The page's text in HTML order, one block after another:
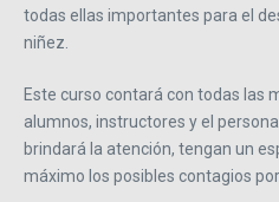
todas ellas importantes para el
niñez.
Este curso contará con todas las
alumnos, instructores y el
brindará la atención, tengan un
máximo los posibles contagios por